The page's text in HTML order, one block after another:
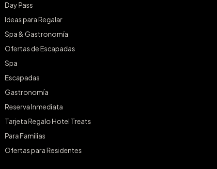
Day Pass
Ideas para Regalar
Spa & Gastronomía
Ofertas de Escapadas
Spa
Escapadas
Gastronomía
Reserva Inmediata
Tarjeta Regalo Hotel Treats
Para Familias
Ofertas para Residentes